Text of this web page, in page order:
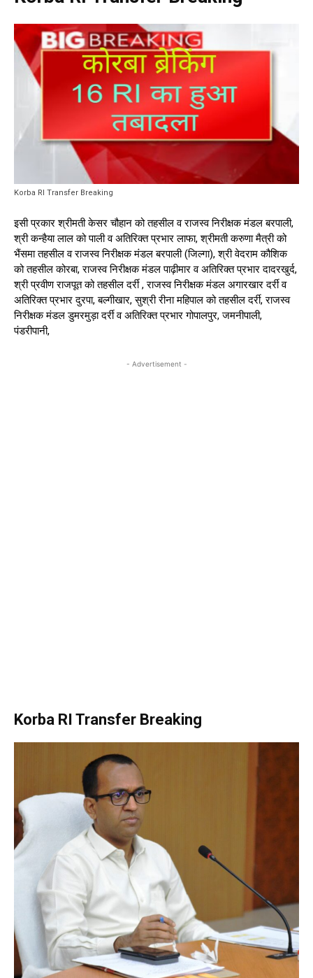
Korba RI Transfer Breaking
इसी प्रकार श्रीमती केसर चौहान को तहसील व राजस्व निरीक्षक मंडल बरपाली,
श्री कन्हैया लाल को पाली व अतिरिक्त प्रभार लाफा, श्रीमती करुणा मैत्री को
भैंसमा तहसील व राजस्व निरीक्षक मंडल बरपाली (जिल्गा), श्री वेदराम कौशिक
को तहसील कोरबा, राजस्व निरीक्षक मंडल पाढ़ीमार व अतिरिक्त प्रभार दादरखुर्द,
श्री प्रवीण राजपूत को तहसील दर्री , राजस्व निरीक्षक मंडल अगारखार दर्री व
अतिरिक्त प्रभार दुरपा, बल्गीखार, सुश्री रीना महिपाल को तहसील दर्री, राजस्व
निरीक्षक मंडल डुमरमुड़ा दर्री व अतिरिक्त प्रभार गोपालपुर, जमनीपाली,
पंडरीपानी,
- Advertisement -
Korba RI Transfer Breaking